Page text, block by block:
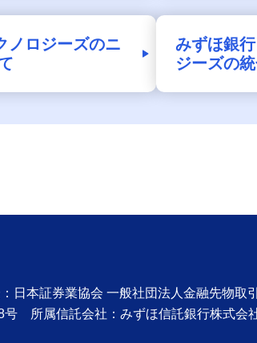
ノロジーズのニ
みずほ銀
ジーズの
本証券業協会 一般社団法人金融先物取
所属信託会社：みずほ信託銀行株式会